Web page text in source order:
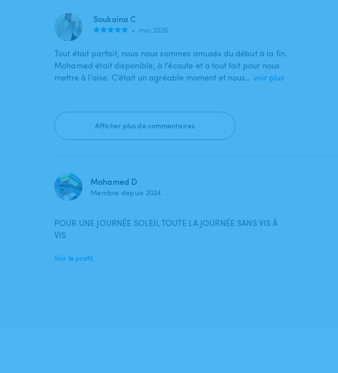
Soukaina C
• mai 2026
Tout était parfait, nous nous sommes amusés du début à la fin.
Mohamed était disponible, à l’écoute et a tout fait pour nous
mettre à l’aise. C’était un agréable moment et nous… voir plus
Afficher plus de commentaires
Mohamed D
Membre depuis 2024
POUR UNE JOURNÉE SOLEIL TOUTE LA JOURNÉE SANS VIS À
VIS
Voir le profil